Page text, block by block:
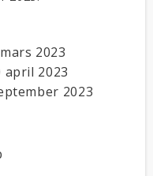
2023
april 2023
2023